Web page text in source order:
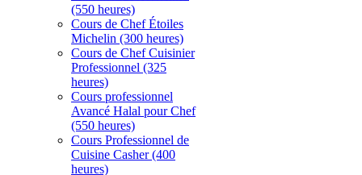
(550 heures)
Cours de Chef Étoiles
Michelin (300 heures)
Cours de Chef Cuisinier
Professionnel (325
heures)
Cours professionnel
Avancé Halal pour Chef
(550 heures)
Cours Professionnel de
Cuisine Casher (400
heures)